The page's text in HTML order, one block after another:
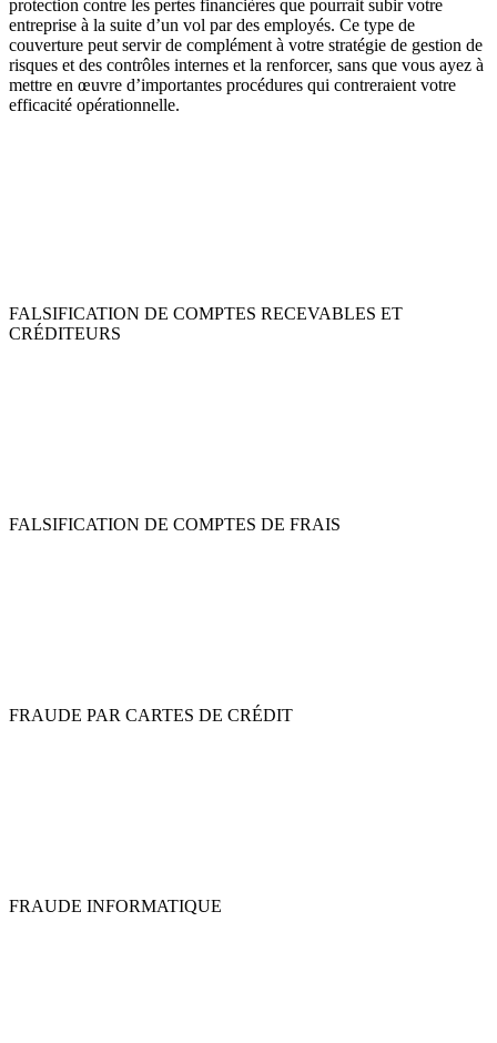
protection contre les pertes financières que pourrait subir votre
entreprise à la suite d’un vol par des employés. Ce type de
couverture peut servir de complément à votre stratégie de gestion de
risques et des contrôles internes et la renforcer, sans que vous ayez à
mettre en œuvre d’importantes procédures qui contreraient votre
efficacité opérationnelle.
FALSIFICATION DE COMPTES RECEVABLES ET
CRÉDITEURS
FALSIFICATION DE COMPTES DE FRAIS
FRAUDE PAR CARTES DE CRÉDIT
FRAUDE INFORMATIQUE